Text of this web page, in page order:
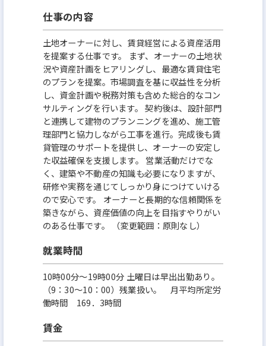
仕事の内容
土地オーナーに対し、賃貸経営による資産活用
を提案する仕事です。 まず、オーナーの土地状
況や資産計画をヒアリングし、最適な賃貸住宅
のプランを提案。市場調査を基に収益性を分析
し、資金計画や税務対策も含めた総合的なコン
サルティングを行います。 契約後は、設計部門
と連携して建物のプランニングを進め、施工管
理部門と協力しながら工事を進行。完成後も賃
貸管理のサポートを提供し、オーナーの安定し
た収益確保を支援します。 営業活動だけでな
く、建築や不動産の知識も必要になりますが、
研修や実務を通じてしっかり身につけていける
ので安心です。 オーナーと長期的な信頼関係を
築きながら、資産価値の向上を目指すやりがい
のある仕事です。 （変更範囲：原則なし）
就業時間
10時00分〜19時00分 土曜日は早出出勤あり。
（9：30～10：00）残業扱い。 月平均所定労
働時間 169．3時間
賃金